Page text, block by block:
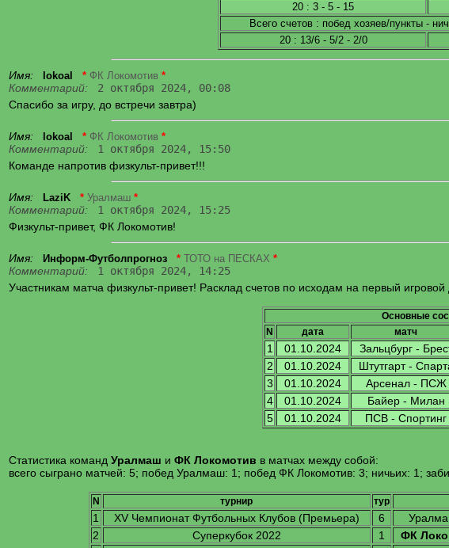
20 : 3 - 5 - 15
Всего счетов : побед хозяев/пункты -
20 : 13/6 - 5/2 - 2/0
Имя: lokoal * ФК Локомотив *
Комментарий:
2 октября 2024, 00:08
Спасибо за игру, до встречи завтра)
Имя: lokoal * ФК Локомотив *
Комментарий:
1 октября 2024, 15:50
Команде напротив физкульт-привет!!!
Имя: LaziK * Уралмаш *
Комментарий:
1 октября 2024, 15:25
Физкульт-привет, ФК Локомотив!
Имя: Информ-Футболпрогноз * ТОТО на ПЕСКАХ *
Комментарий:
1 октября 2024, 14:25
Участникам матча физкульт-привет! Расклад счетов по исходам на первый игровой
Основные
N
дата матч
1 01.10.2024 Зальцбург -
2
01.10.2024 Штутгарт -
3
01.10.2024 Арсенал - ПСЖ
4
01.10.2024 Байер - Милан
5
01.10.2024 ПСВ - Спортинг
Статистика команд Уралмаш и ФК Локомотив в матчах между собой:
всего сыграно матчей: 5; побед Уралмаш: 1; побед ФК Локомотив: 3; ничьих: 1;
N турнир тур
1 XV Чемпионат Футбольных Клубов (Премьера) 6
2
Суперкубок 2022 1 ФК